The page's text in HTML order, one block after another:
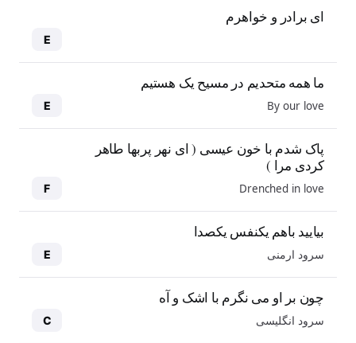
ای برادر و خواهرم
E
ما همه متحدیم در مسیح یک هستیم
By our love
E
پاک شدم با خون عیسی ( ای نهر پربها طاهر
کردی مرا )
Drenched in love
F
بیایید باهم یکنفس یکصدا
سرود ارمنی E
چون بر او می نگرم با اشک و آه
سرود انگلیسی C